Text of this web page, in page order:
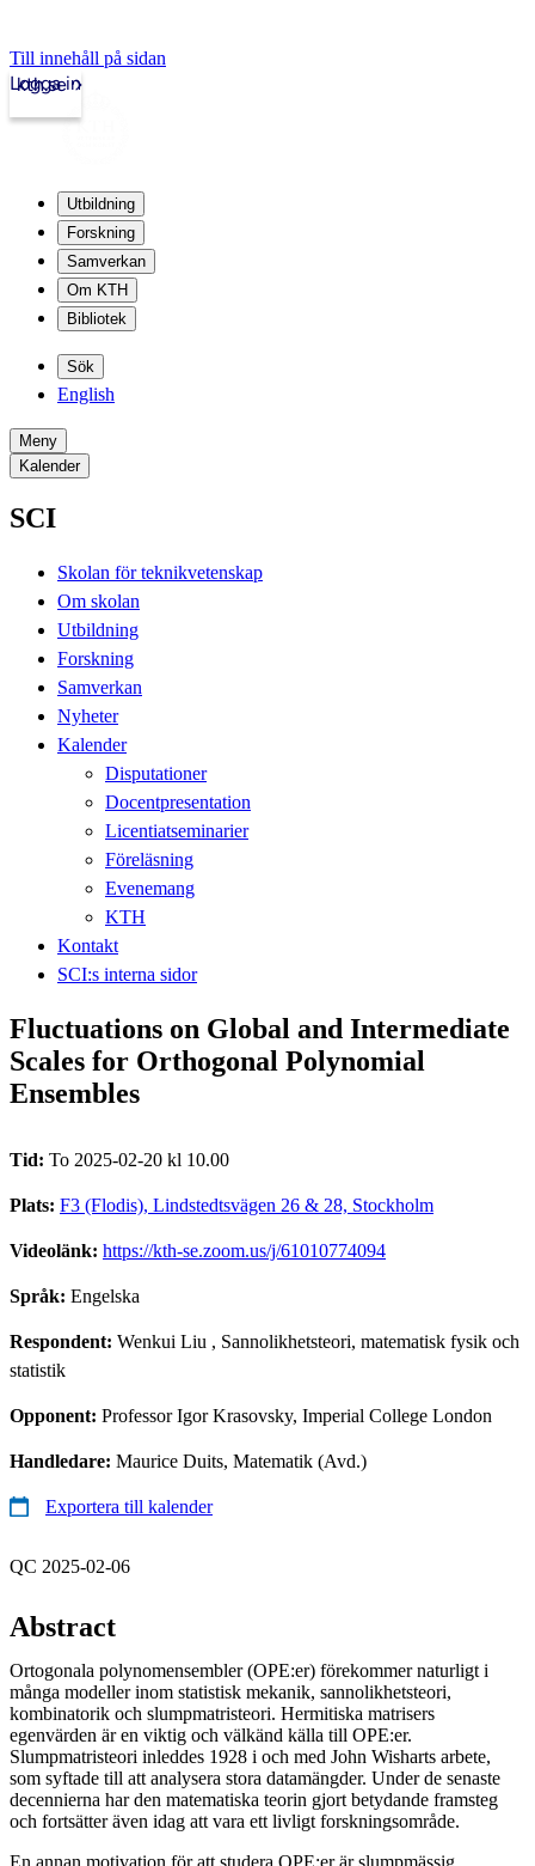
Till innehåll på sidan
kth.se
Logga in
Utbildning
Forskning
Samverkan
Om KTH
Bibliotek
Sök
English
Meny
Kalender
SCI
Skolan för teknikvetenskap
Om skolan
Utbildning
Forskning
Samverkan
Nyheter
Kalender
Disputationer
Docentpresentation
Licentiatseminarier
Föreläsning
Evenemang
KTH
Kontakt
SCI:s interna sidor
Fluctuations on Global and Intermediate
Scales for Orthogonal Polynomial
Ensembles
Tid: To 2025-02-20 kl 10.00
Plats: F3 (Flodis), Lindstedtsvägen 26 & 28, Stockholm
Videolänk: https://kth-se.zoom.us/j/61010774094
Språk: Engelska
Respondent: Wenkui Liu , Sannolikhetsteori, matematisk fysik och
statistik
Opponent: Professor Igor Krasovsky, Imperial College London
Handledare: Maurice Duits, Matematik (Avd.)
Exportera till kalender
QC 2025-02-06
Abstract
Ortogonala polynomensembler (OPE:er) förekommer naturligt i
många modeller inom statistisk mekanik, sannolikhetsteori,
kombinatorik och slumpmatristeori. Hermitiska matrisers
egenvärden är en viktig och välkänd källa till OPE:er.
Slumpmatristeori inleddes 1928 i och med John Wisharts arbete,
som syftade till att analysera stora datamängder. Under de senaste
decennierna har den matematiska teorin gjort betydande framsteg
och fortsätter även idag att vara ett livligt forskningsområde.
En annan motivation för att studera OPE:er är slumpmässig